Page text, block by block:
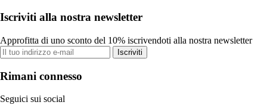
Iscriviti alla nostra newsletter
Approfitta di uno sconto del 10% iscrivendoti alla nostra newsletter
Iscriviti
Rimani connesso
Seguici sui social